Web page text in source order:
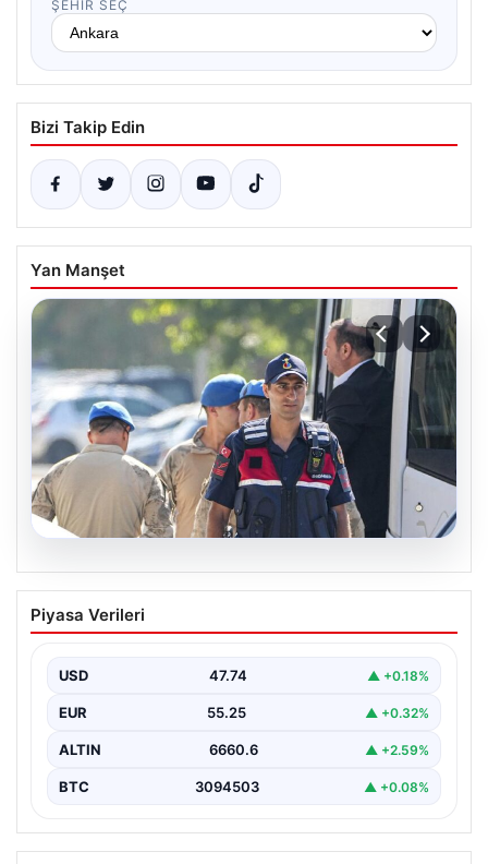
ŞEHIR SEÇ
Bizi Takip Edin
Yan Manşet
07.08.2026
Menderes Belediye Başkanı İlkay Çiçek
ve 9 Kişi Tutuklandı
Çiçek'in de aralarında bulunduğu isimlere yönelik
yürütülen kapsamlı…
Piyasa Verileri
USD 47.74 ▲ +0.18%
EUR 55.25 ▲ +0.32%
ALTIN 6660.6 ▲ +2.59%
BTC 3094503 ▲ +0.08%